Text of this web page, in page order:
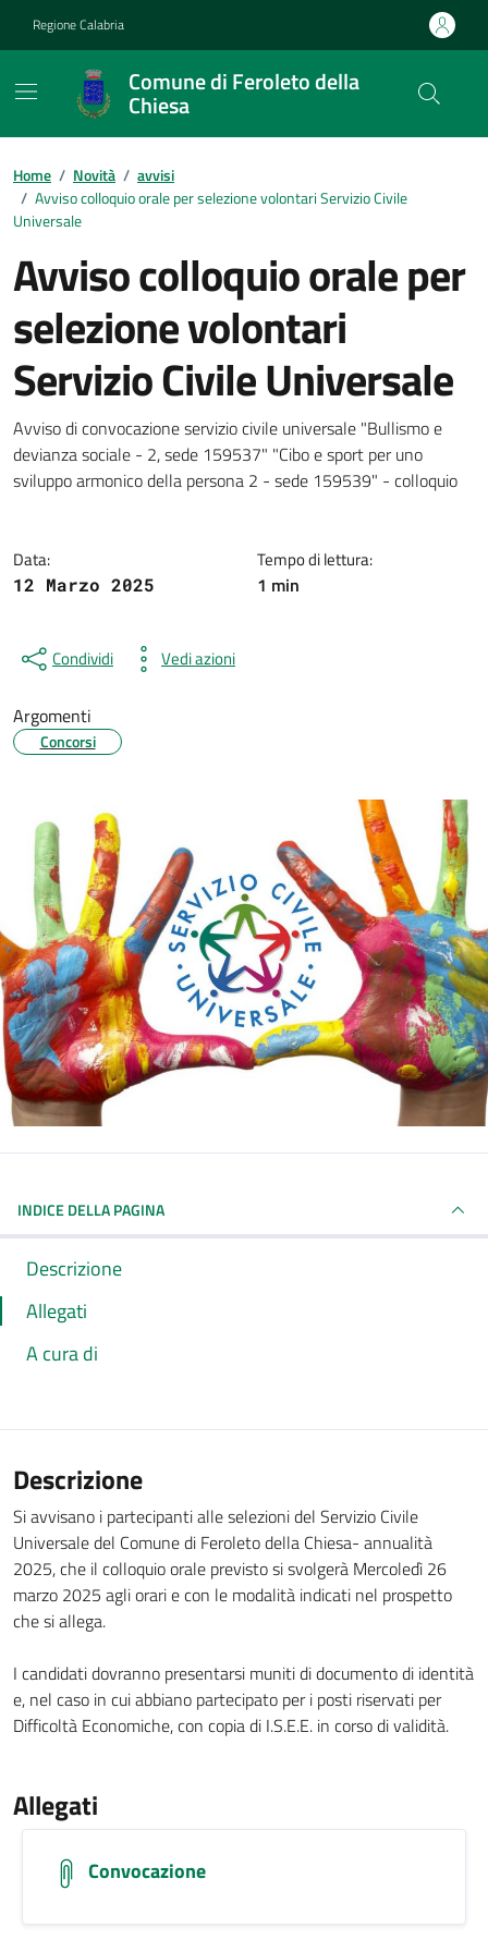
Regione Calabria
Comune di Feroleto della
Chiesa
Home / Novità / avvisi
/ Avviso colloquio orale per selezione volontari Servizio Civile
Universale
Avviso colloquio orale per
selezione volontari
Servizio Civile Universale
Dettagli della notizia
Avviso di convocazione servizio civile universale "Bullismo e
devianza sociale - 2, sede 159537" "Cibo e sport per uno
sviluppo armonico della persona 2 - sede 159539" - colloquio
Data:
12 Marzo 2025
Tempo di lettura:
1 min
Condividi Vedi azioni
Argomenti
Concorsi
INDICE DELLA PAGINA
Descrizione
Allegati
A cura di
Descrizione
Si avvisano i partecipanti alle selezioni del Servizio Civile
Universale del Comune di Feroleto della Chiesa- annualità
2025, che il colloquio orale previsto si svolgerà Mercoledì 26
marzo 2025 agli orari e con le modalità indicati nel prospetto
che si allega.
I candidati dovranno presentarsi muniti di documento di identità
e, nel caso in cui abbiano partecipato per i posti riservati per
Difficoltà Economiche, con copia di I.S.E.E. in corso di validità.
Allegati
Convocazione